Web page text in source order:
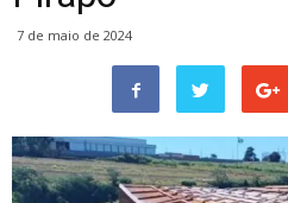
7 de maio de 2024